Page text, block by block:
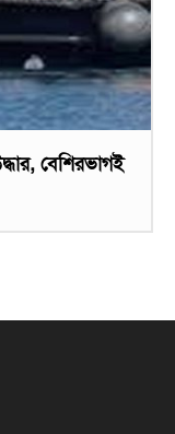
বেশিরভাগই